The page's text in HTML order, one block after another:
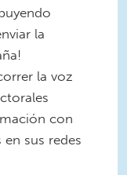
la
la voz
con
sus redes